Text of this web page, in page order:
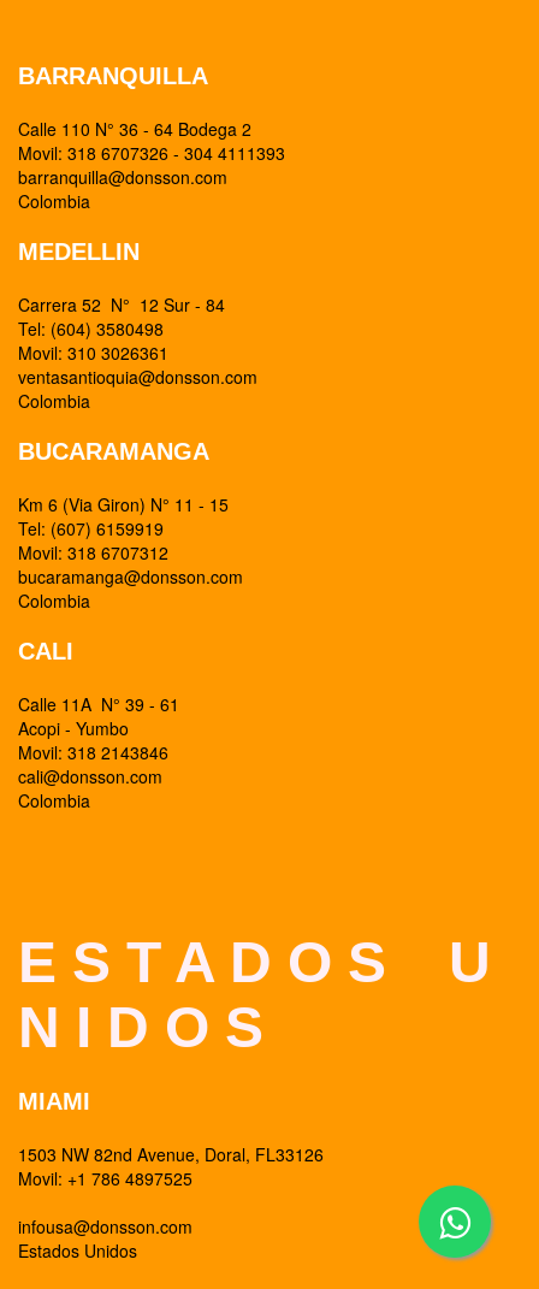
BARRANQUILLA
Calle 110 N° 36 - 64 Bodega 2
Movil: 318 6707326 - 304 4111393
barranquilla@donsson.com
Colombia
MEDELLIN
Carrera 52 N° 12 Sur - 84
Tel: (604) 3580498
Movil: 310 3026361
ventasantioquia@donsson.com
Colombia
BUCARAMANGA
Km 6 (Via Giron) N° 11 - 15
Tel: (607) 6159919
Movil: 318 6707312
bucaramanga@donsson.com
Colombia
CALI
Calle 11A N° 39 - 61
Acopi - Yumbo
Movil: 318 2143846
cali@donsson.com
Colombia
E S T A D O S U
N I D O S
MIAMI
1503 NW 82nd Avenue, Doral, FL33126
Movil: +1 786 4897525
infousa@donsson.com
Estados Unidos